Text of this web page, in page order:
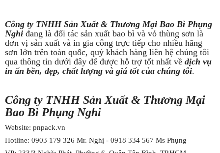
Công ty TNHH Sản Xuất & Thương Mại Bao Bì Phụng
Nghi đang là đối tác sản xuất bao bì và vỏ thùng sơn là
đơn vị sản xuất và in gia công trực tiếp cho nhiều hãng
sơn lớn trên toàn quốc, quý khách hàng liên hệ chúng tôi
qua thông tin dưới đây để được hỗ trợ tốt nhất về dịch vụ
in ấn bền, đẹp, chất lượng và giá tốt của chúng tôi.
Công ty TNHH Sản Xuất & Thương Mại
Bao Bì Phụng Nghi
Website: pnpack.vn
Hotline: 0903 179 326 Mr. Nghị - 0918 334 567 Ms Phụng